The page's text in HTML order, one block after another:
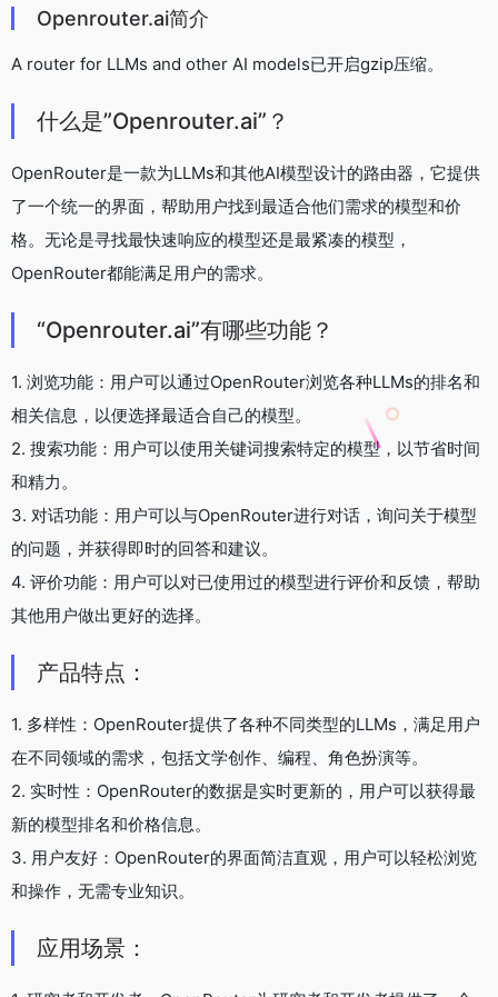
Openrouter.ai简介
A router for LLMs and other AI models已开启gzip压缩。
什么是”Openrouter.ai”？
OpenRouter是一款为LLMs和其他AI模型设计的路由器，它提供
了一个统一的界面，帮助用户找到最适合他们需求的模型和价
格。无论是寻找最快速响应的模型还是最紧凑的模型，
OpenRouter都能满足用户的需求。
“Openrouter.ai”有哪些功能？
1. 浏览功能：用户可以通过OpenRouter浏览各种LLMs的排名和
相关信息，以便选择最适合自己的模型。
2. 搜索功能：用户可以使用关键词搜索特定的模型，以节省时间
和精力。
3. 对话功能：用户可以与OpenRouter进行对话，询问关于模型
的问题，并获得即时的回答和建议。
4. 评价功能：用户可以对已使用过的模型进行评价和反馈，帮助
其他用户做出更好的选择。
产品特点：
1. 多样性：OpenRouter提供了各种不同类型的LLMs，满足用户
在不同领域的需求，包括文学创作、编程、角色扮演等。
2. 实时性：OpenRouter的数据是实时更新的，用户可以获得最
新的模型排名和价格信息。
3. 用户友好：OpenRouter的界面简洁直观，用户可以轻松浏览
和操作，无需专业知识。
应用场景：